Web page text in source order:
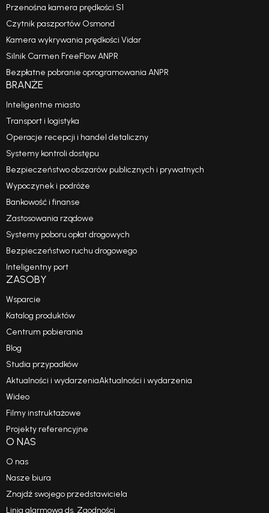
Przenośna kamera prędkości S1
Czytnik paszportów Osmond
Kamera wykrywania prędkości Vidar
Silnik Carmen FreeFlow ANPR
Bezpłatne pobranie oprogramowania ANPR
BRANŻE
Inteligentne miasto
Transport i logistyka
Operacje recepcji i handel detaliczny
Systemy kontroli dostępu
Bezpieczeństwo obszarów publicznych i prywatnych
Wypoczynek i podróże
Bankowość i finanse
Zastosowania rządowe
Systemy poboru opłat drogowych
Bezpieczeństwo ruchu drogowego
Inteligentny port
ZASOBY
Wsparcie
Katalog produktów
Centrum pobierania
Blog
Studia przypadków
Aktualności i wydarzeniaAktualności i wydarzenia
Wideo
Filmy instruktażowe
Projekty referencyjne
O NAS
O nas
Nasze biura
Znajdź swojego przedstawiciela
Linia alarmowa ds. Zgodności